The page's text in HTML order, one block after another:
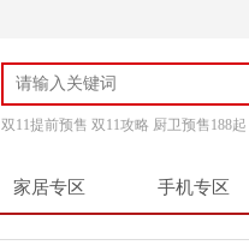
双11提前预售 双11攻略 厨卫预售188起
家居专区 手机专区